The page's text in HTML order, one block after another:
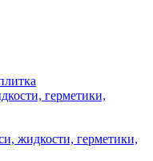
герметики,
жидкости, герметики,